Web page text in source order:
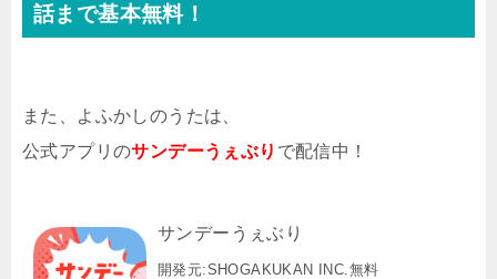
話まで基本無料！
また、よふかしのうたは、
公式アプリのサンデーうぇぶり で配信中！
サンデーうぇぶり
開発元:SHOGAKUKAN INC. 無料